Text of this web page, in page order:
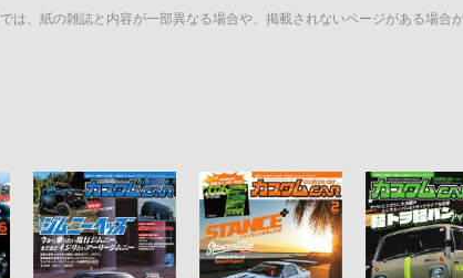
は、紙の雑誌と内容が一部異なる場合や、掲載されないページがある場合